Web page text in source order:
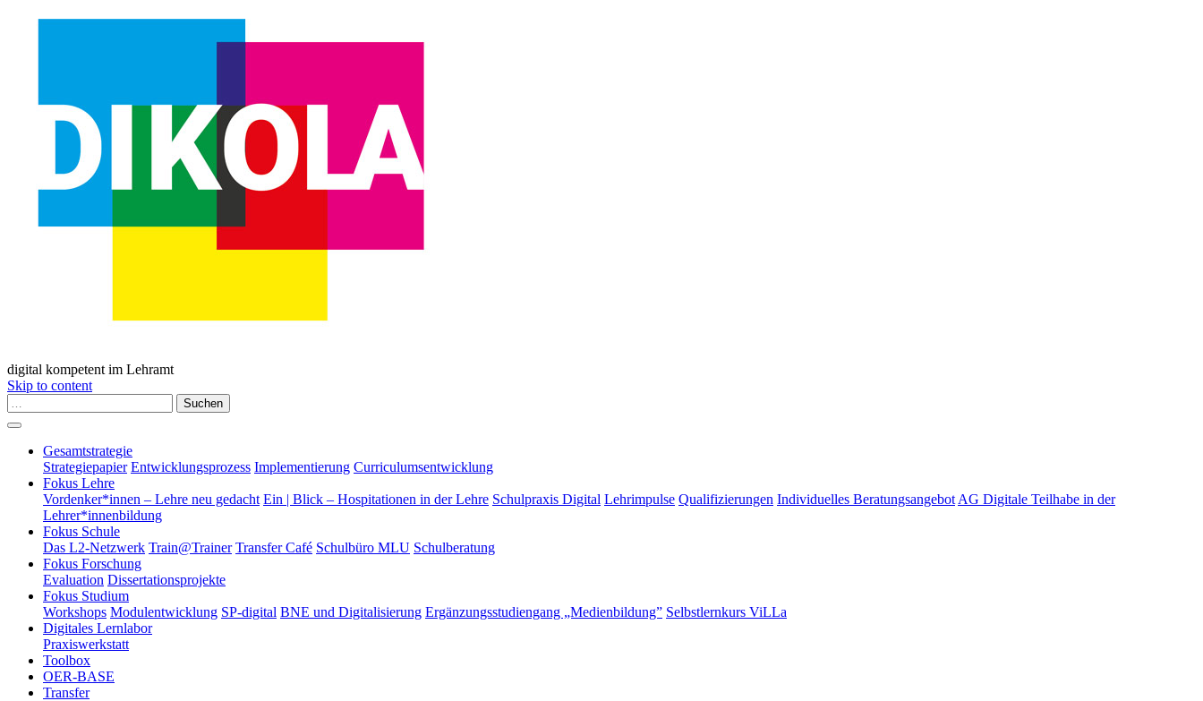
digital kompetent im Lehramt
Skip to content
Suchen
Gesamtstrategie
Strategiepapier Entwicklungsprozess Implementierung Curriculumsentwicklung
Fokus Lehre
Vordenker*innen – Lehre neu gedacht Ein | Blick – Hospitationen in der Lehre Schulpraxis Digital Lehrimpulse Qualifizierungen Individuelles Beratungsangebot AG Digitale Teilhabe in der
Lehrer*innenbildung
Fokus Schule
Das L2-Netzwerk Train@Trainer Transfer Café Schulbüro MLU Schulberatung
Fokus Forschung
Evaluation Dissertationsprojekte
Fokus Studium
Workshops Modulentwicklung SP-digital BNE und Digitalisierung Ergänzungsstudiengang „Medienbildung” Selbstlernkurs ViLLa
Digitales Lernlabor
Praxiswerkstatt
Toolbox
OER-BASE
Transfer